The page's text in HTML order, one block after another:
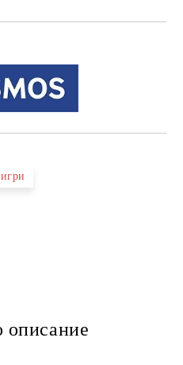
описание